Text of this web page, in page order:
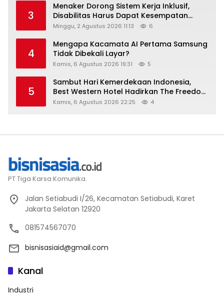
3
Menaker Dorong Sistem Kerja Inklusif,
Disabilitas Harus Dapat Kesempatan
Setara
Minggu, 2 Agustus 2026 11:13 6
4
Mengapa Kacamata AI Pertama Samsung
Tidak Dibekali Layar?
Kamis, 6 Agustus 2026 19:31 5
5
Sambut Hari Kemerdekaan Indonesia,
Best Western Hotel Hadirkan The Freedom
Stay Diskon Hingga 45%
Kamis, 6 Agustus 2026 22:25 4
PT Tiga Karsa Komunika.
Jalan Setiabudi I/26, Kecamatan Setiabudi, Karet
Jakarta Selatan 12920
081574567070
bisnisasiaid@gmail.com
Kanal
Industri